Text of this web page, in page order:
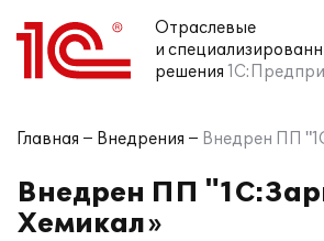
Отраслевые
и
решения
Главная Внедрения Внедрен ПП
Внедрен ПП
Хемикал»